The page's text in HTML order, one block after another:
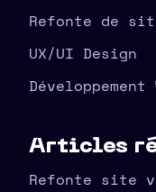
Refonte de
UX/UI Design
Développement
Articles
Refonte site